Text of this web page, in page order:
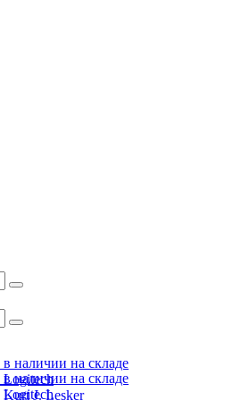
наличии на складе
Logitech
J. Lesker
наличии на складе
Logitech